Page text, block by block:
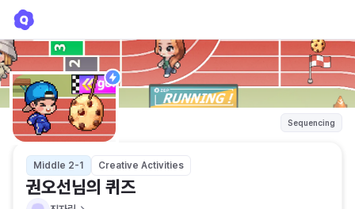
Sequencing
Middle 2-1 Creative Activities
권오선님의 퀴즈